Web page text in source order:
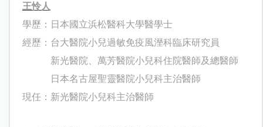
王怜人
學歷：日本國立浜松醫科大學醫學士
經歷：台大醫院小兒過敏免疫風溼科臨床研究員
新光醫院、萬芳醫院小兒科住院醫師及總醫師
日本名古屋聖靈醫院小兒科主治醫師
現任：新光醫院小兒科主治醫師